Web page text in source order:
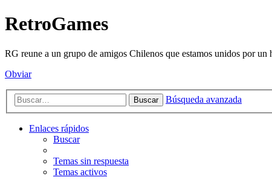
RetroGames
RG reune a un grupo de amigos Chilenos que estamos unidos por
Obviar
Buscar Búsqueda avanzada
Enlaces rápidos
Buscar
Temas sin respuesta
Temas activos